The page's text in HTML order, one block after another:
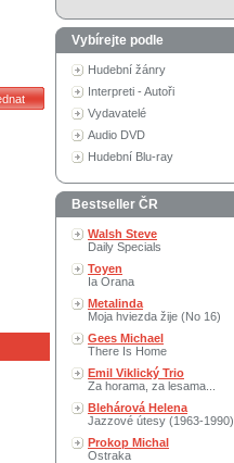
Vybírejte podle
Hudební žánry
Interpreti - Autoři
Vydavatelé
Audio DVD
Hudební Blu-ray
Bestseller ČR
Walsh Steve
Daily Specials
Toyen
Ia Orana
Metalinda
Moja hviezda žije (No 16)
Gees Michael
There Is Home
Emil Viklický Trio
Za horama, za lesama...
Blehárová Helena
Jazzové útesy (1963-1990)
Prokop Michal
Ostraka